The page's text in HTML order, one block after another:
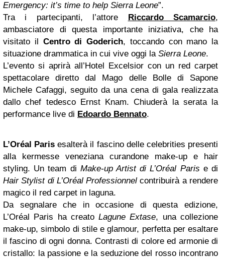
Emergency: it’s time to help Sierra Leone”.
Tra i partecipanti, l’attore Riccardo Scamarcio,
ambasciatore di questa importante iniziativa, che ha
visitato il Centro di Goderich, toccando con mano la
situazione drammatica in cui vive oggi la Sierra Leone.
L’evento si aprirà all’Hotel Excelsior con un red carpet
spettacolare diretto dal Mago delle Bolle di Sapone
Michele Cafaggi, seguito da una cena di gala realizzata
dallo chef tedesco Ernst Knam. Chiuderà la serata la
performance live di Edoardo Bennato.
L’Oréal Paris esalterà il fascino delle celebrities presenti
alla kermesse veneziana curandone make-up e hair
styling. Un team di Make-up Artist di L’Oréal Paris e di
Hair Stylist di L’Oréal Professionnel contribuirà a rendere
magico il red carpet in laguna.
Da segnalare che in occasione di questa edizione,
L’Oréal Paris ha creatoLagune Extase, una collezione
make-up, simbolo di stile e glamour, perfetta per esaltare
il fascino di ogni donna. Contrasti di colore ed armonie di
cristallo: la passione e la seduzione del rosso incontrano